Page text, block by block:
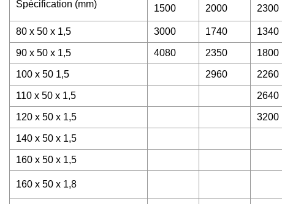
Spécification (mm) 1500 2000 2300
80 x 50 x 1,5 3000 1740 1340
90 x 50 x 1,5 4080 2350 1800
100 x 50 1,5 2960 2260
110 x 50 x 1,5 2640
120 x 50 x 1,5 3200
140 x 50 x 1,5
160 x 50 x 1,5
160 x 50 x 1,8